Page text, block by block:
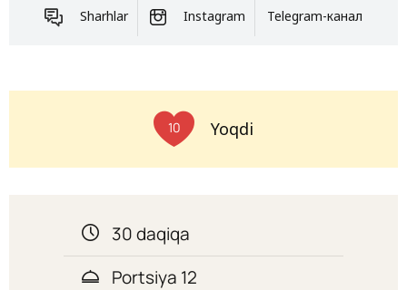
Sharhlar Instagram Telegram-канал
10 Yoqdi
30 daqiqa
Portsiya 12